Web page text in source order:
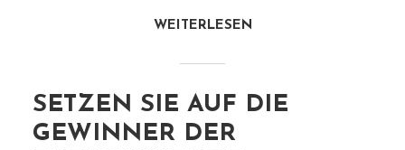
WEITERLESEN
SETZEN SIE AUF DIE
GEWINNER DER